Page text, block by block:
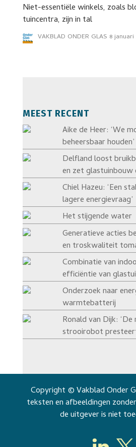
Niet-essentiële winkels, zoals
tuincentra, zijn in tal
VAKBLAD ONDER GLAS 8 januari
MEEST RECENT
Aike de Heer: ‘We
beheersbaar houden’
Delfland loost
en zet glastuinbouw
Chiel Hazeu: ‘Een
lagere energievraag’
Het stijgende water
Generatieve acties
en troskwaliteit
Combinatie van
efficiëntie van
Onderzoek naar
warmtebatterij
Ronald van Dijk:
strooirobot
Copyright © Vakblad Onder
teksten en afbeeldingen
de uitgever is niet